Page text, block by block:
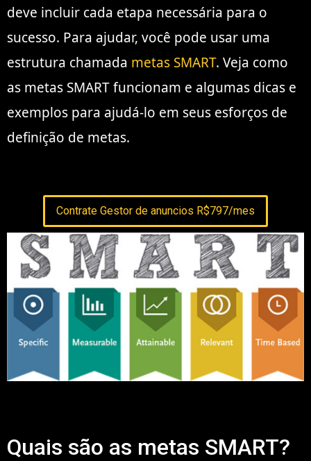
deve incluir cada etapa necessária para o
sucesso. Para ajudar, você pode usar uma
estrutura chamada metas SMART. Veja como
as metas SMART funcionam e algumas dicas e
exemplos para ajudá-lo em seus esforços de
definição de metas.
Contrate Gestor de anuncios R$797/mes
Quais são as metas SMART?